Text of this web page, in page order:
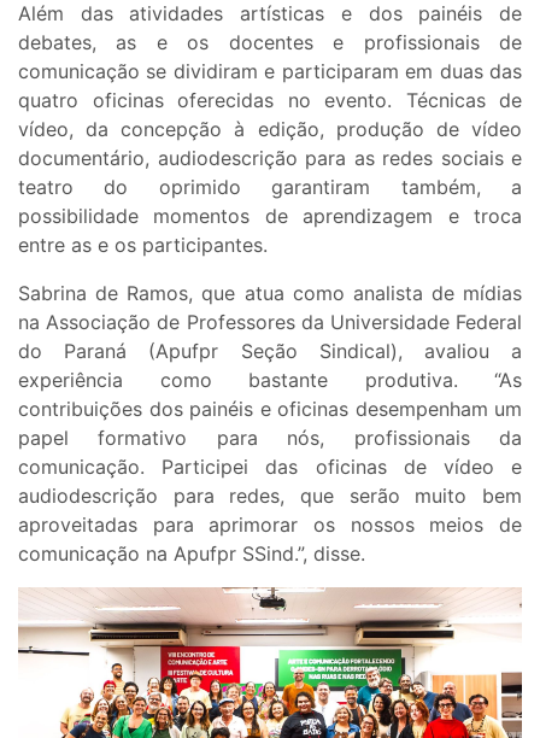
Além das atividades artísticas e dos painéis de
debates, as e os docentes e profissionais de
comunicação se dividiram e participaram em duas das
quatro oficinas oferecidas no evento. Técnicas de
vídeo, da concepção à edição, produção de vídeo
documentário, audiodescrição para as redes sociais e
teatro do oprimido garantiram também, a
possibilidade momentos de aprendizagem e troca
entre as e os participantes.
Sabrina de Ramos, que atua como analista de mídias
na Associação de Professores da Universidade Federal
do Paraná (Apufpr Seção Sindical), avaliou a
experiência como bastante produtiva. “As
contribuições dos painéis e oficinas desempenham um
papel formativo para nós, profissionais da
comunicação. Participei das oficinas de vídeo e
audiodescrição para redes, que serão muito bem
aproveitadas para aprimorar os nossos meios de
comunicação na Apufpr SSind.”, disse.